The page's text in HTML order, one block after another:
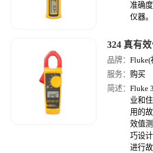
准确
仪器。
324 真有
品牌：Fluke(
服务： 购买
简述：Fluke
业和
用的
效值
巧设
进行